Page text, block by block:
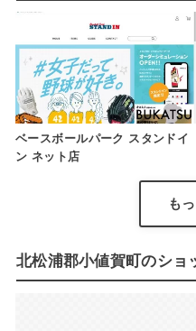
ベースボールパーク スタンドイ
ン ネット店
も
北松浦郡小値賀町のショ